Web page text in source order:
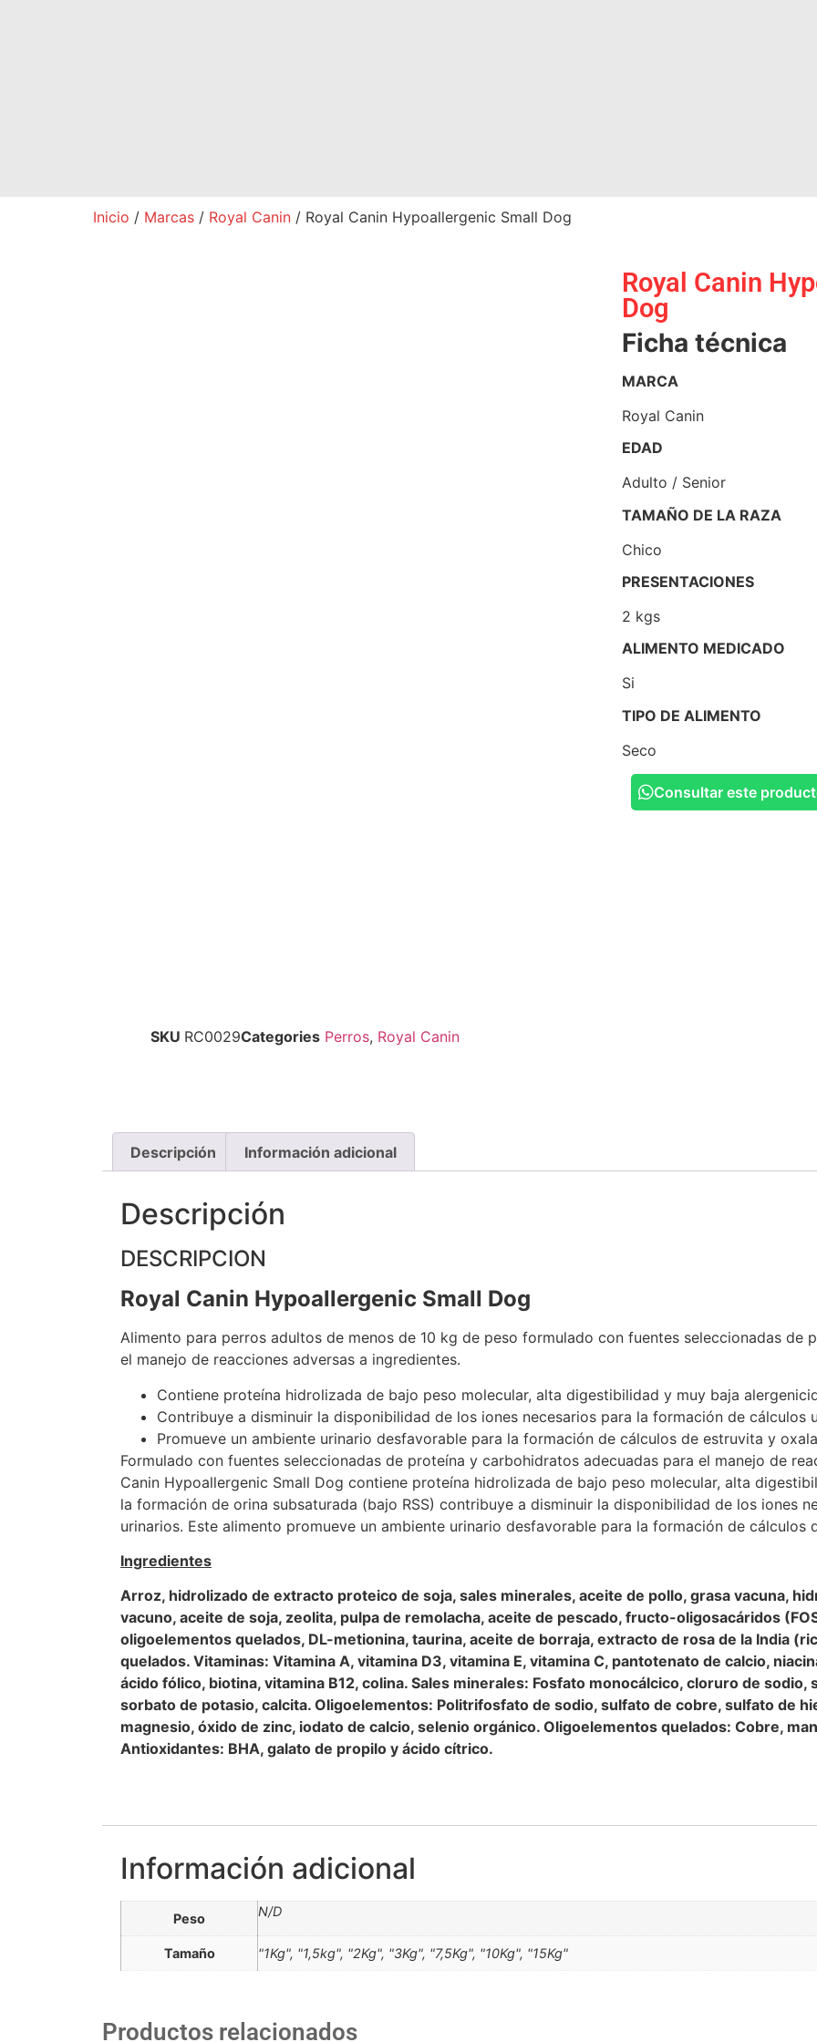
Inicio / Marcas / Royal Canin / Royal Canin Hypoallergenic Small Dog
SKU RC0029Categories Perros, Royal Canin
Royal Canin
Dog
Ficha técnica
MARCA
Royal Canin
EDAD
Adulto / Senior
TAMAÑO DE LA RAZA
Chico
PRESENTACIONES
2 kgs
ALIMENTO MEDICADO
Si
TIPO DE ALIMENTO
Seco
Consultar este
Descripción Información adicional
Descripción
DESCRIPCION
Royal Canin Hypoallergenic Small Dog
Alimento para perros adultos de menos de 10 kg de peso formulado con fuentes seleccionadas de
el manejo de reacciones adversas a ingredientes.
Contiene proteína hidrolizada de bajo peso molecular, alta digestibilidad y muy baja
Contribuye a disminuir la disponibilidad de los iones necesarios para la formación de cálculos
Promueve un ambiente urinario desfavorable para la formación de cálculos de estruvita y
Formulado con fuentes seleccionadas de proteína y carbohidratos adecuadas para el manejo de
Canin Hypoallergenic Small Dog contiene proteína hidrolizada de bajo peso molecular, alta
la formación de orina subsaturada (bajo RSS) contribuye a disminuir la disponibilidad de los iones
urinarios. Este alimento promueve un ambiente urinario desfavorable para la formación de
Ingredientes
Arroz, hidrolizado de extracto proteico de soja, sales minerales, aceite de pollo, grasa vacuna,
vacuno, aceite de soja, zeolita, pulpa de remolacha, aceite de pescado, fructo-oligosacáridos
oligoelementos quelados, DL-metionina, taurina, aceite de borraja, extracto de rosa de la India
quelados. Vitaminas: Vitamina A, vitamina D3, vitamina E, vitamina C, pantotenato de calcio,
ácido fólico, biotina, vitamina B12, colina. Sales minerales: Fosfato monocálcico, cloruro de
sorbato de potasio, calcita. Oligoelementos: Politrifosfato de sodio, sulfato de cobre, sulfato de
magnesio, óxido de zinc, iodato de calcio, selenio orgánico. Oligoelementos quelados: Cobre,
Antioxidantes: BHA, galato de propilo y ácido cítrico.
Información adicional
Peso N/D
Tamaño "1Kg", "1,5kg", "2Kg", "3Kg", "7,5Kg", "10Kg", "15Kg"
Productos relacionados